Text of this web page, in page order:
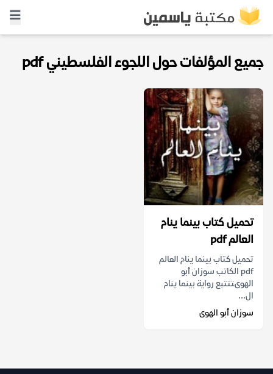
جميع المؤلفات حول اللجوء الفلسطيني pdf
تحميل كتاب بينما ينام
العالم pdf
تحميل كتاب بينما ينام العالم
pdf الكاتب سوزان أبو
الهوىتتتبع رواية بينما ينام
ال...
سوزان أبو الهوى